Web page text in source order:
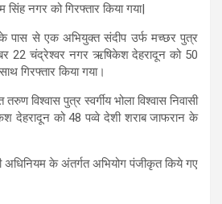
नगर को गिरफ्तार किया गया|
पास से एक अभियुक्त संदीप उर्फ मच्छर पुत्र
22 चंद्रेश्वर नगर ऋषिकेश देहरादून को 50
गिरफ्तार किया गया।
विश्वास पुत्र स्वर्गीय भोला विश्वास निवासी
देहरादून को 48 पव्वे देशी शराब जाफरान के
अधिनियम के अंतर्गत अभियोग पंजीकृत किये गए